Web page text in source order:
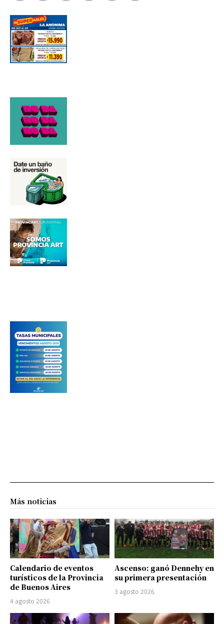
Número de teléfono
Más noticias
Calendario de eventos
turísticos de la Provincia
de Buenos Aires
4 agosto 2026
Ascenso: ganó Dennehy en
su primera presentación
3 agosto 2026